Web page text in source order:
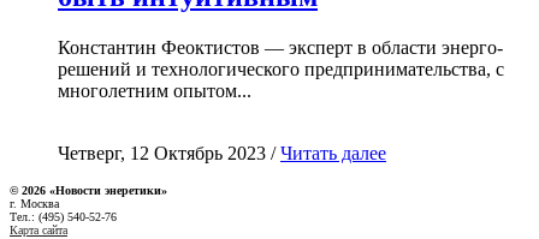
Константин Феоктистов — эксперт в области энерго-
решений и технологического предпринимательства, с
многолетним опытом...
Четверг, 12 Октябрь 2023 /Читать далее
© 2026 «Новости энеретики»
г. Москва
Тел.: (495) 540-52-76
Карта сайта